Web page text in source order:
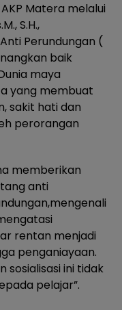
Matera melalui
S.H.,
Perundungan (
baik
maya
yang membuat
sakit hati dan
perorangan
memberikan
anti
rentan menjadi
penganiayaan.
sosialisasi ini tidak
pelajar”.